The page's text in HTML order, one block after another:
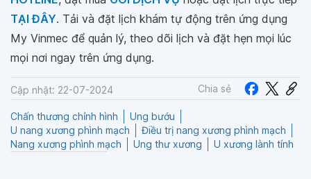
TẠI ĐÂY. Tải và đặt lịch khám tự động trên ứng dụng
My Vinmec để quản lý, theo dõi lịch và đặt hẹn mọi lúc
mọi nơi ngay trên ứng dụng.
Cập nhật: 22-07-2024 Chia sẻ
Chấn thương chỉnh hình
Ung bướu
U nang xương phình mạch
Điều trị nang xương phình mạch
Nang xương phình mạch
Ung thư xương U xương lành tính